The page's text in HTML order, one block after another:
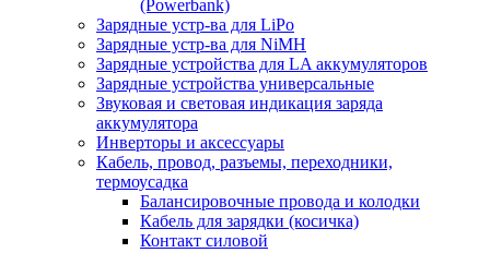
(Powerbank)
Зарядные устр-ва для LiPo
Зарядные устр-ва для NiMH
Зарядные устройства для LA аккумуляторов
Зарядные устройства универсальные
Звуковая и световая индикация заряда
аккумулятора
Инверторы и аксессуары
Кабель, провод, разъемы, переходники,
термоусадка
Балансировочные провода и колодки
Кабель для зарядки (косичка)
Контакт силовой